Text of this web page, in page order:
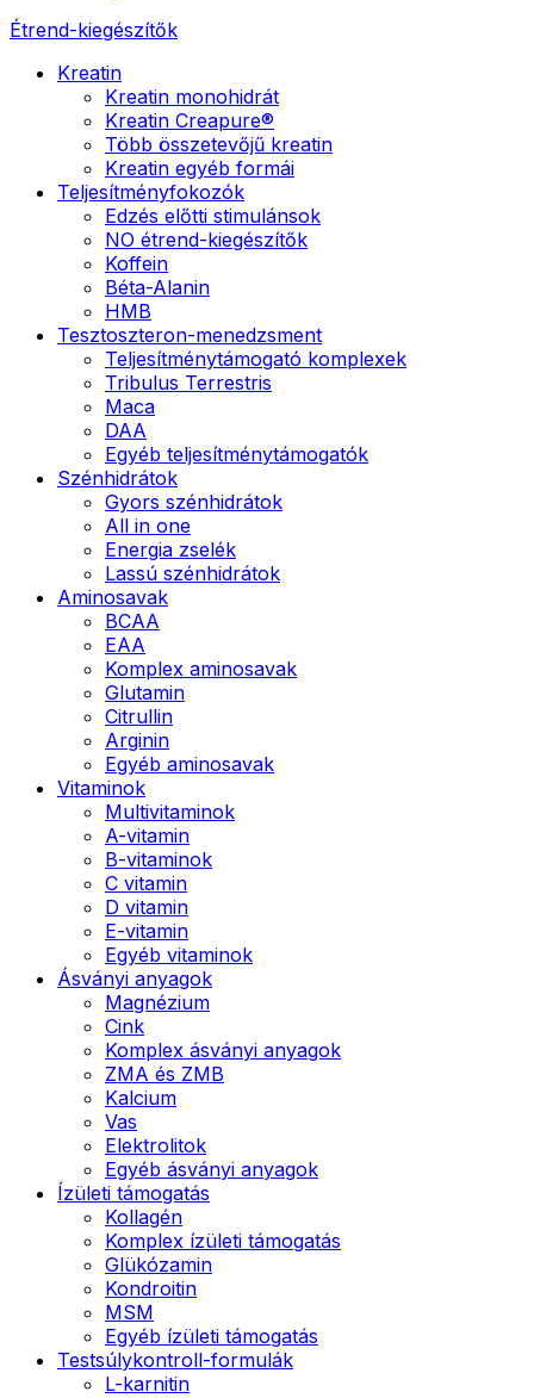
Étrend-kiegészítők
Kreatin
Kreatin monohidrát
Kreatin Creapure®
Több összetevőjű kreatin
Kreatin egyéb formái
Teljesítményfokozók
Edzés előtti stimulánsok
NO étrend-kiegészítők
Koffein
Béta-Alanin
HMB
Tesztoszteron-menedzsment
Teljesítménytámogató komplexek
Tribulus Terrestris
Maca
DAA
Egyéb teljesítménytámogatók
Szénhidrátok
Gyors szénhidrátok
All in one
Energia zselék
Lassú szénhidrátok
Aminosavak
BCAA
EAA
Komplex aminosavak
Glutamin
Citrullin
Arginin
Egyéb aminosavak
Vitaminok
Multivitaminok
A-vitamin
B-vitaminok
C vitamin
D vitamin
E-vitamin
Egyéb vitaminok
Ásványi anyagok
Magnézium
Cink
Komplex ásványi anyagok
ZMA és ZMB
Kalcium
Vas
Elektrolitok
Egyéb ásványi anyagok
Ízületi támogatás
Kollagén
Komplex ízületi támogatás
Glükózamin
Kondroitin
MSM
Egyéb ízületi támogatás
Testsúlykontroll-formulák
L-karnitin